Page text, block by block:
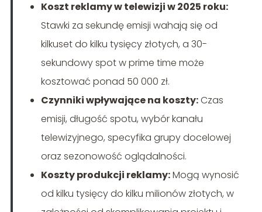
Koszt reklamy w telewizji w 2025 roku:
Stawki za sekundę emisji wahają się od
kilkuset do kilku tysięcy złotych, a 30-
sekundowy spot w prime time może
kosztować ponad 50 000 zł.
Czynniki wpływające na koszty:Czas
emisji, długość spotu, wybór kanału
telewizyjnego, specyfika grupy docelowej
oraz sezonowość oglądalności.
Koszty produkcji reklamy:Mogą wynosić
od kilku tysięcy do kilku milionów złotych, w